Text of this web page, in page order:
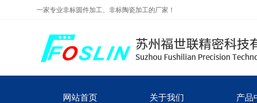
一家专业非标圆件加工、非标陶瓷加工的厂家！
网站首页 关于我们 产品